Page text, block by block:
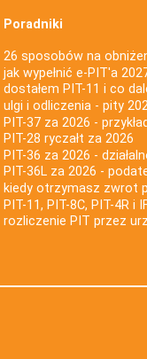
Poradniki
26 sposobów na
jak wypełnić e-PIT'a
dostałem PIT-11 i co
ulgi i odliczenia - pity
PIT-37 za 2026 -
PIT-28 ryczałt za 2026
PIT-36 za 2026 -
PIT-36L za 2026 -
kiedy otrzymasz zwrot
PIT-11, PIT-8C, PIT-4R i
rozliczenie PIT przez